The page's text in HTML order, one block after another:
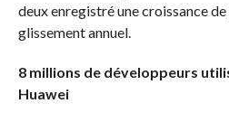
deux enregistré une croissance de
glissement annuel.
8 millions de développeurs
Huawei